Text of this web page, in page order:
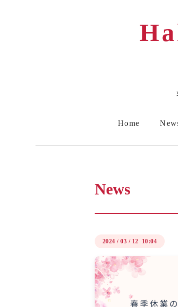
Home
News
2024 /03 / 12 10:04